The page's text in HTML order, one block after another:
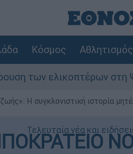
Κόσμος Αθλητισμός
στη Ψάθα
Η συγκλονιστική ιστορία
Τελευταία νέα και